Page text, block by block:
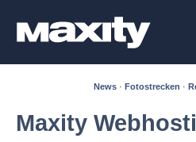
News · Fotostrecken ·
Maxity